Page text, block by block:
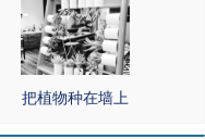
把植物种在墙上